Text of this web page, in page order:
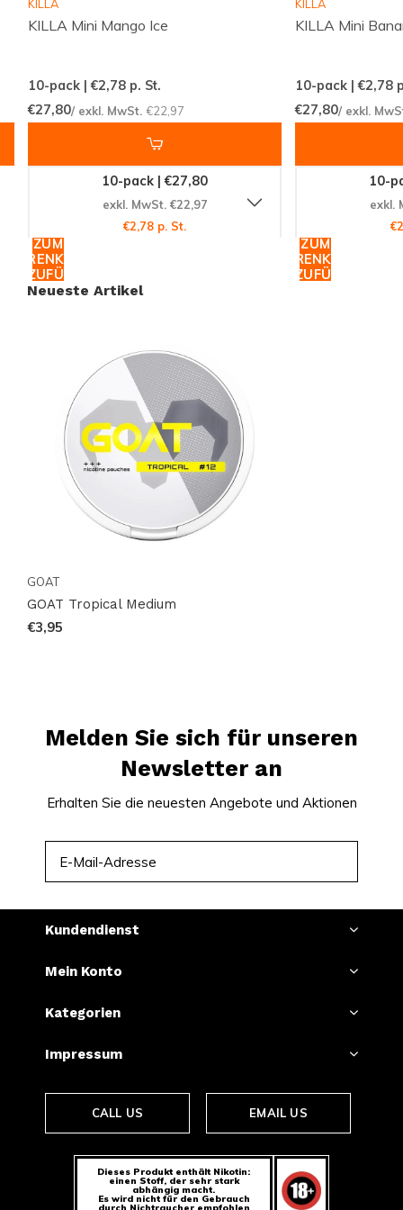
Marke
hergestellt. Es bietet eine mittlere
Nikotinstärke, die sowohl für erfahrene Nutzer als
sorgen für ein erfrischendes und belebendes Erlebnis,
das Sie nicht so schnell vergessen werden.
Verwandte Produkte
Erkunden Sie auch andere Produkte von
NIKOTINBEUTEL
Qualität dieser Marke voll auszukosten.
Warten Sie nicht länger und erleben Sie das
einzigartige Geschmackserlebnis von GOAT Tropical
Medium. Besuchen SieSnussie.com
sich dieses herausragende Produkt. Mit unserer
schnellen und weltweiten Lieferung können Sie sicher
sein, dass Ihre Bestellung schnell und unversehrt bei
Ihnen ankommt. Tauchen Sie ein in die Welt der
Nikotinbeutel und entdecken Sie Ihre neuen Favoriten!
KILLA
KILLA Mini Mango Ice
10-pack | €2,78p. St.
€27,80/ exkl. MwSt. €22,97
10-pack | €27,80
exkl. MwSt. €22,97
€2,78 p. St.
ZUM
WARENKORB
HINZUFÜGEN
KILLA
KILLA Mini
10-pack | €2,78
€27,80/ exkl.
10-
exkl.
ZUM
WARENKORB
HINZUFÜGEN
Neueste Artikel
GOAT
GOAT Tropical Medium
€3,95
Melden Sie sich für unseren
Newsletter an
Erhalten Sie die neuesten Angebote und Aktionen
Kundendienst
Mein Konto
Kategorien
Impressum
CALL US EMAIL US
Dieses Produkt enthält Nikotin:
einen Stoff, der sehr stark
abhängig macht.
Es wird nicht für den Gebrauch